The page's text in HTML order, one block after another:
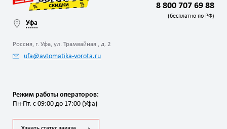
Уфа
Россия, г. Уфа, ул. Трамвайная , д. 2
ufa@avtomatika-vorota.ru
8 800 707 69 88
(бесплатно по РФ)
Режим работы операторов:
Пн-Пт. с 09:00 до 17:00 (Уфа)